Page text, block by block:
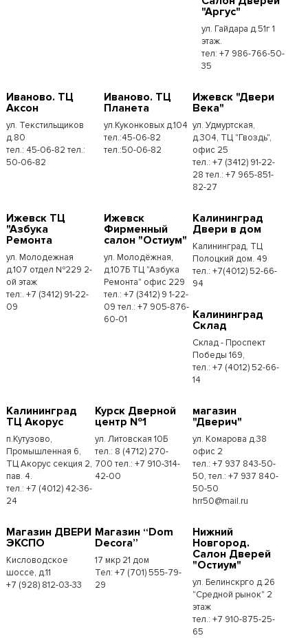
"Аргус"
ул. Гайдара д.51г 1
этаж.
тел: +7 986-766-50-
35
Иваново. ТЦ
Аксон
ул. Текстильщиков
д.80
тел.: 45-06-82 тел.:
50-06-82
Иваново. ТЦ
Планета
ул.Куконковых д.104
тел.:45-06-82
тел.:50-06-82
Ижевск "Двери
Века"
ул. Удмуртская,
д.304, ТЦ "Гвоздь",
офис 25
тел.: +7 (3412) 91-22-
28 тел.: +7 965-851-
82-27
Ижевск ТЦ
"Азбука
Ремонта
ул. Молодежная
д.107 отдел №229 2-
ой этаж
тел:. +7 (3412) 91-22-
09
Ижевск
Фирменный
салон "Остиум"
ул. Молодёжная,
д.107Б ТЦ "Азбука
Ремонта" офис 229
тел.: +7 (3412) 9 1-22-
09 тел.: +7 905-876-
60-01
Калининград
Двери в дом
Калининград, ТЦ
Полоцкий дом. 49
тел.: +7(4012) 52-66-
94
Калининград
Склад
Склад - Проспект
Победы 169,
тел.:​ +7 (4012) 52-66-
14
Калининград
ТЦ Акорус
п.Кутузово,
Промышленная 6,
ТЦ Акорус секция 2,
пав. 4.
тел.: +7 (4012) 42-36-
24
Курск Дверной
центр №1
ул. Литовская 10Б
тел.: 8 (4712) 270-
700 тел.: +7 910-314-
42-00
магазин
"Дверич"
ул. Комарова д.38
офис 2
тел.: +7 937 843-50-
50, тел.: +7 937 840-
50-50
hrr50@mail.ru
Магазин ДВЕРИ
ЭКСПО
Кисловодское
шоссе, д.11
+7 (928) 812-03-33
Магазин “Dom
Decora”
17 мкр 21 дом
Тел: +7 (701) 555-79-
29
Нижний
Новгород.
Салон Дверей
"Остиум"
ул. Белинскрго д.26
"Средной рынок" 2
этаж
тел.: +7 910-875-25-
65